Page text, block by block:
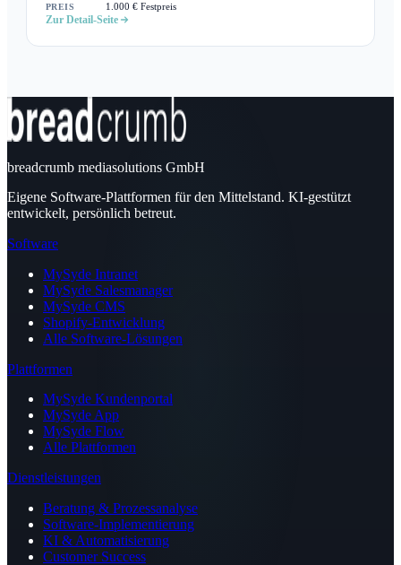
PREIS
1.000 € Festpreis
Zur Detail-Seite
breadcrumb mediasolutions GmbH
Eigene Software-Plattformen für den Mittelstand. KI-gestützt
entwickelt, persönlich betreut.
Software
MySyde Intranet
MySyde Salesmanager
MySyde CMS
Shopify-Entwicklung
Alle Software-Lösungen
Plattformen
MySyde Kundenportal
MySyde App
MySyde Flow
Alle Plattformen
Dienstleistungen
Beratung & Prozessanalyse
Software-Implementierung
KI & Automatisierung
Customer Success